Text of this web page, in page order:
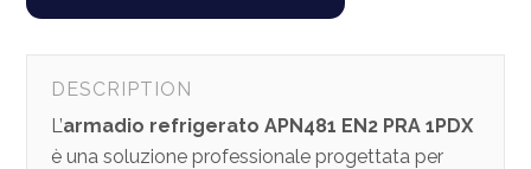
DESCRIPTION
L’armadio refrigerato APN481 EN2 PRA 1PDX
è una soluzione professionale progettata per